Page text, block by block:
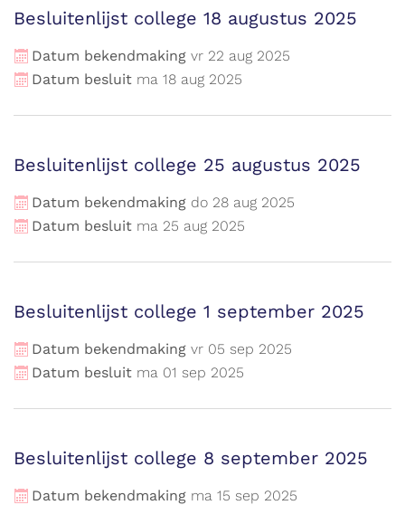
Besluitenlijst college 18 augustus 2025
Datum bekendmaking vr 22 aug 2025
Datum besluit ma 18 aug 2025
Besluitenlijst college 25 augustus 2025
Datum bekendmaking do 28 aug 2025
Datum besluit ma 25 aug 2025
Besluitenlijst college 1 september 2025
Datum bekendmaking vr 05 sep 2025
Datum besluit ma 01 sep 2025
Besluitenlijst college 8 september 2025
Datum bekendmaking ma 15 sep 2025